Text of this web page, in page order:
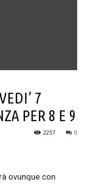
7
PER 8 E 9
0
2257
ovunque con